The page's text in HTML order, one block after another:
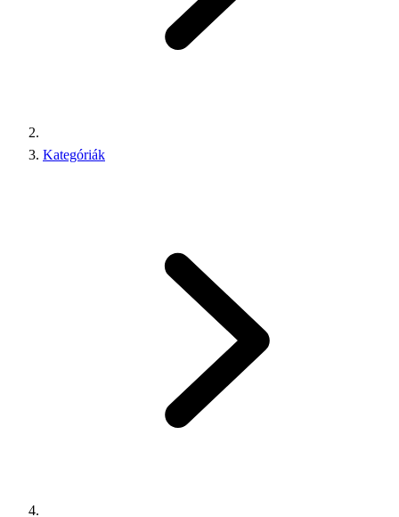
Kategóriák